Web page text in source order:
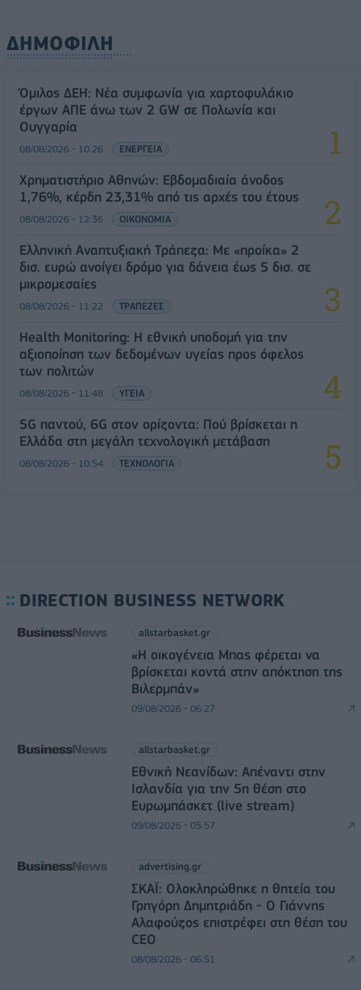
ΔΗΜΟΦΙΛΗ
Όμιλος ΔΕΗ: Νέα συμφωνία για χαρτοφυλάκιο
έργων ΑΠΕ άνω των 2 GW σε Πολωνία και
Ουγγαρία
08/08/2026 - 10:26 ΕΝΕΡΓΕΙΑ
Χρηματιστήριο Αθηνών: Εβδομαδιαία άνοδος
1,76%, κέρδη 23,31% από τις αρχές του έτους
08/08/2026 - 12:36 ΟΙΚΟΝΟΜΙΑ
Ελληνική Αναπτυξιακή Τράπεζα: Με «προίκα» 2
δισ. ευρώ ανοίγει δρόμο για δάνεια έως 5 δισ. σε
μικρομεσαίες
08/08/2026 - 11:22 ΤΡΑΠΕΖΕΣ
Health Monitoring: Η εθνική υποδομή για την
αξιοποίηση των δεδομένων υγείας προς όφελος
των πολιτών
08/08/2026 - 11:48 ΥΓΕΙΑ
5G παντού, 6G στον ορίζοντα: Πού βρίσκεται η
Ελλάδα στη μεγάλη τεχνολογική μετάβαση
08/08/2026 - 10:54 ΤΕΧΝΟΛΟΓΙΑ
DIRECTION BUSINESS NETWORK
allstarbasket.gr
«Η οικογένεια Μπας φέρεται να
βρίσκεται κοντά στην απόκτηση της
Βιλερμπάν»
09/08/2026 - 06:27
allstarbasket.gr
Εθνική Νεανίδων: Απέναντι στην
Ισλανδία για την 5η θέση στο
Ευρωμπάσκετ (live stream)
09/08/2026 - 05:57
advertising.gr
ΣΚΑΪ: Ολοκληρώθηκε η θητεία του
Γρηγόρη Δημητριάδη - Ο Γιάννης
Αλαφούζος επιστρέφει στη θέση του
CEO
08/08/2026 - 06:51